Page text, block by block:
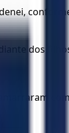
dos
com